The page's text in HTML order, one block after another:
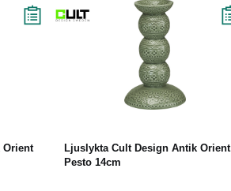
Orient
Ljuslykta Cult Design Antik Orient
Pesto 14cm
Läs mer